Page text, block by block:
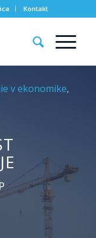
Kontakt
v ekonomike,